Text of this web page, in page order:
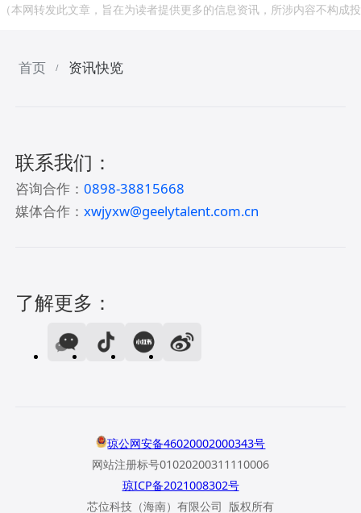
（本网转发此文章，旨在为读者提供更多的信息资讯，所涉内容不构
首页 / 资讯快览
联系我们：
咨询合作：0898-38815668
媒体合作：xwjyxw@geelytalent.com.cn
了解更多：
琼公网安备46020002000343号
网站注册标号01020200311110006
琼ICP备2021008302号
芯位科技（海南）有限公司 版权所有